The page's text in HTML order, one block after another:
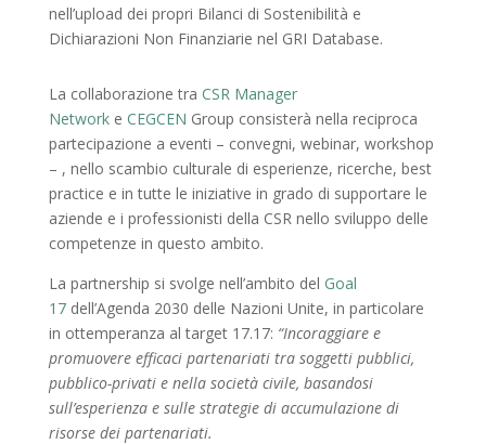
nell’upload dei propri Bilanci di Sostenibilità e
Dichiarazioni Non Finanziarie nel GRI Database.
La collaborazione tra CSR Manager
Networke CEGCEN Group consisterà nella reciproca
partecipazione a eventi – convegni, webinar, workshop
– , nello scambio culturale di esperienze, ricerche, best
practice e in tutte le iniziative in grado di supportare le
aziende e i professionisti della CSR nello sviluppo delle
competenze in questo ambito.
La partnership si svolge nell’ambito del Goal
17dell’Agenda 2030 delle Nazioni Unite, in particolare
in ottemperanza al target 17.17: “Incoraggiare e
promuovere efficaci partenariati tra soggetti pubblici,
pubblico-privati e nella società civile, basandosi
sull’esperienza e sulle strategie di accumulazione di
risorse dei partenariati.